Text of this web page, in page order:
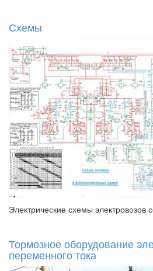
Схемы
Электрические схемы электровозов
Тормозное оборудование
переменного тока